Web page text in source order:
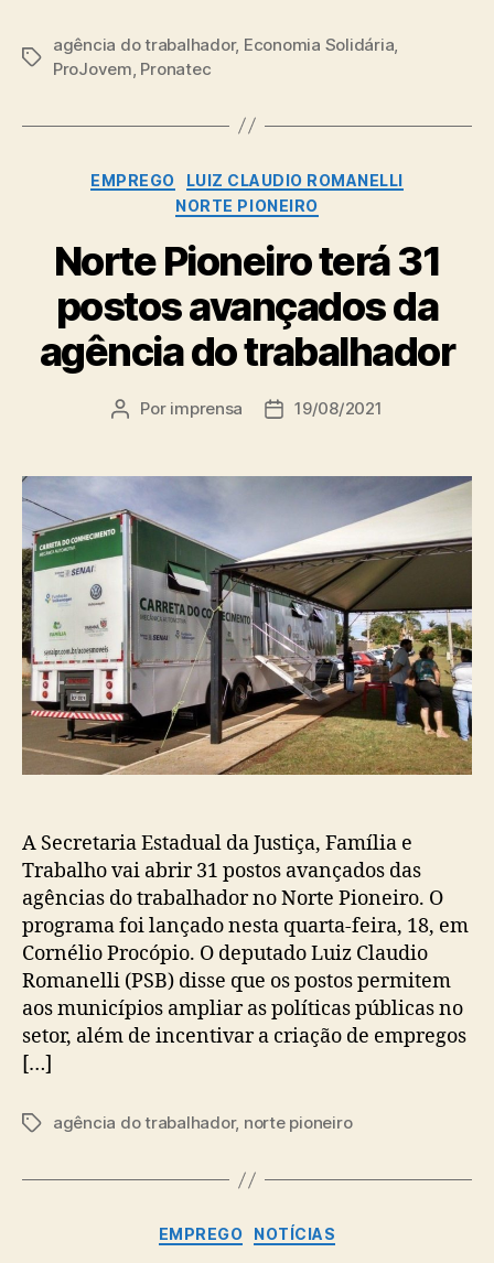
Tags
agência do trabalhador, Economia Solidária
ProJovem Pronatec
Categorias
EMPREGO
LUIZ CLAUDIO ROMANELLI
NORTE PIONEIRO
Norte Pioneiro terá 31
postos avançados da
agência do trabalhador
Autor
Por imprensa
Data19/08/2021
A Secretaria Estadual da Justiça, Família e
Trabalho vai abrir 31 postos avançados das
agências do trabalhador no Norte Pioneiro. O
programa foi lançado nesta quarta-feira, 18, em
Cornélio Procópio. O deputado Luiz Claudio
Romanelli (PSB) disse que os postos permitem
aos municípios ampliar as políticas públicas no
setor, além de incentivar a criação de empregos
[…]
Tagsagência do trabalhador, norte pioneiro
Categorias
EMPREGO NOTÍCIAS